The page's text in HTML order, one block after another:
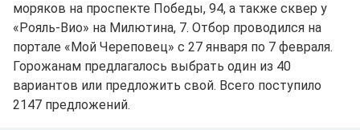
моряков на проспекте Победы, 94, а также сквер у
«Рояль-Вио» на Милютина, 7. Отбор проводился на
портале «Мой Череповец» с 27 января по 7 февраля.
Горожанам предлагалось выбрать один из 40
вариантов или предложить свой. Всего поступило
2147 предложений.